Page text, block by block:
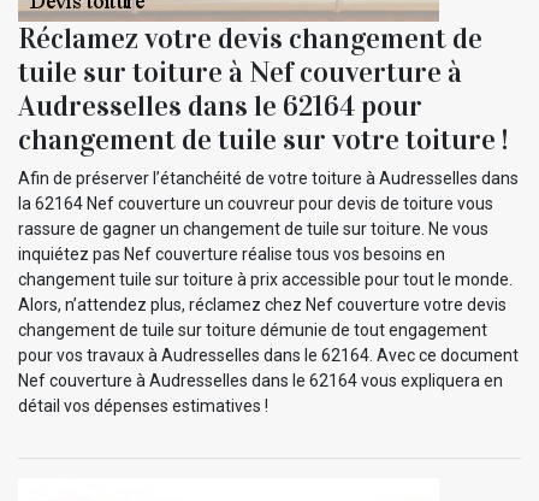
Réclamez votre devis changement de
tuile sur toiture à Nef couverture à
Audresselles dans le 62164 pour
changement de tuile sur votre toiture !
Afin de préserver l’étanchéité de votre toiture à Audresselles dans
la 62164 Nef couverture un couvreur pour devis de toiture vous
rassure de gagner un changement de tuile sur toiture. Ne vous
inquiétez pas Nef couverture réalise tous vos besoins en
changement tuile sur toiture à prix accessible pour tout le monde.
Alors, n’attendez plus, réclamez chez Nef couverture votre devis
changement de tuile sur toiture démunie de tout engagement
pour vos travaux à Audresselles dans le 62164. Avec ce document
Nef couverture à Audresselles dans le 62164 vous expliquera en
détail vos dépenses estimatives !